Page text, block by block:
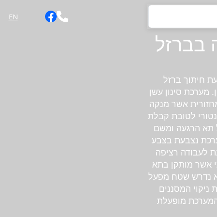
EN
בברזל
חיתוך ברזל
של 99.95% כנדרש ע"פ התקן. מערכת סינון עשן
אשר מנקה
לטובת קבלת
תא הרגעה ומשם
נצבעת בצבע
לעבודה רציפה
אשר מותקן בתא
נדרש שטח מפעל
המסננים
מופעלת